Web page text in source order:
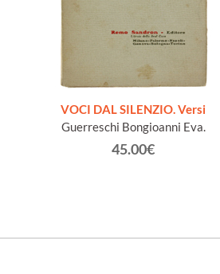
VOCI DAL SILENZIO. Versi
Guerreschi Bongioanni Eva.
45.00€